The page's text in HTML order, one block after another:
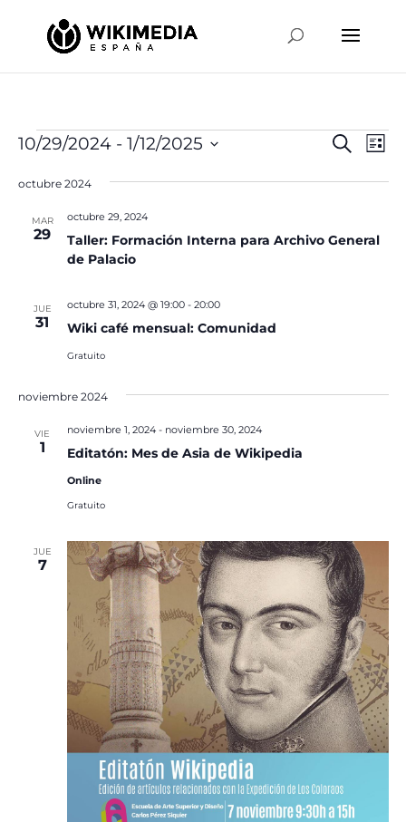
Eventos
vistas
Buscar
de
Lista
10/29/2024 - 1/12/2025
la
octubre 2024
MAR
29
Taller: Formación Interna para Archivo General
de Palacio
octubre 29, 2024
JUE
31 Wiki café mensual: Comunidad
octubre 31, 2024 @ 19:00- 20:00
Gratuito
noviembre 2024
VIE
1 Editatón: Mes de Asia de Wikipedia
noviembre 1, 2024- noviembre 30, 2024
Online
Gratuito
JUE
7